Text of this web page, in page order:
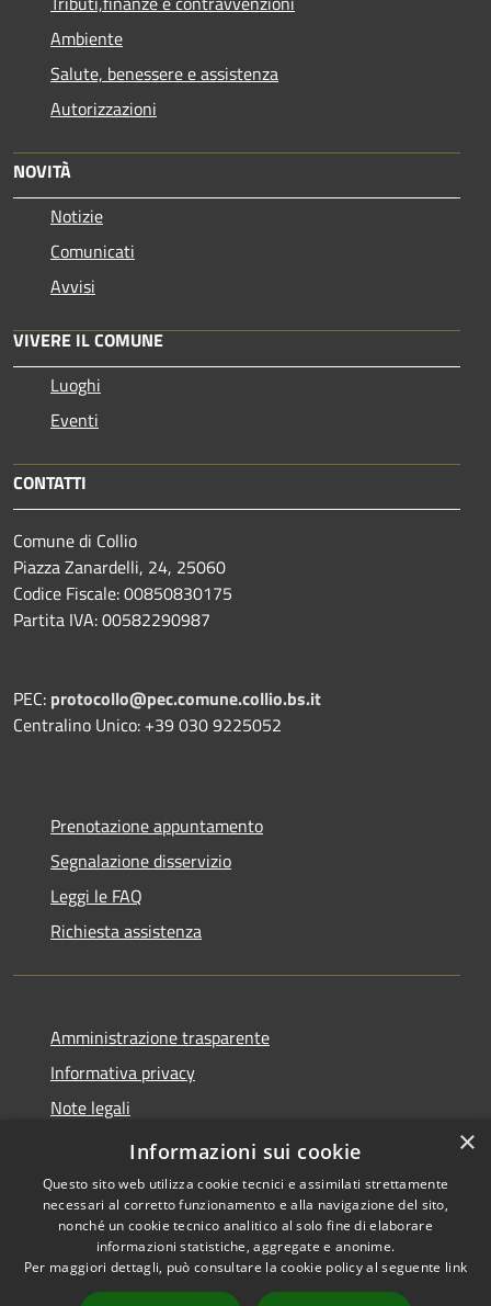
Ambiente
Salute, benessere e assistenza
Autorizzazioni
NOVITÀ
Notizie
Comunicati
Avvisi
VIVERE IL COMUNE
Luoghi
Eventi
CONTATTI
Comune di Collio
Piazza Zanardelli, 24, 25060
Codice Fiscale: 00850830175
Partita IVA: 00582290987
PEC: protocollo@pec.comune.collio.bs.it
Centralino Unico: +39 030 9225052
Prenotazione appuntamento
Segnalazione disservizio
Leggi le FAQ
Richiesta assistenza
Amministrazione trasparente
Informativa privacy
Note legali
Dichiarazione di accessibilità
Accessibilità
Copyright © 2026 • Comune di
Collio • Powered by
×
Informazioni sui cookie
Questo sito web utilizza cookie tecnici e assimilati strettamente
necessari al corretto funzionamento e alla navigazione del sito,
nonché un cookie tecnico analitico al solo fine di elaborare
informazioni statistiche, aggregate e anonime.
Per maggiori dettagli, può consultare la cookie policy al seguente link